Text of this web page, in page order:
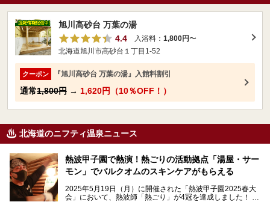
旭川高砂台 万葉の湯
4.4
入浴料： 1,800円〜
北海道旭川市高砂台１丁目1-52
クーポン 『旭川高砂台 万葉の湯』入館料割引
通常1,800円 → 1,620円（10％OFF！）
北海道のニフティ温泉ニュース
熱波甲子園で熱演！熱ごりの活動拠点「湯屋・サー
モン」でバルクオムのスキンケアがもらえる
2025年5月19日（月）に開催された「熱波甲子園2025春大
会」において、熱波師「熱ごり」が4冠を達成しました！